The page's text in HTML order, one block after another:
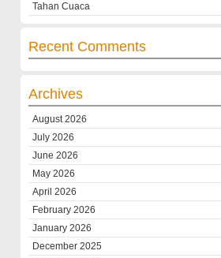
Tahan Cuaca
Recent Comments
Archives
August 2026
July 2026
June 2026
May 2026
April 2026
February 2026
January 2026
December 2025